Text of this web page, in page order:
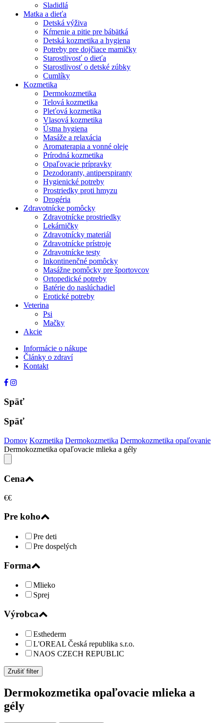
Sladidlá
Matka a dieťa
Detská výživa
Kŕmenie a pitie pre bábätká
Detská kozmetika a hygiena
Potreby pre dojčiace mamičky
Starostlivosť o dieťa
Starostlivosť o detské zúbky
Cumlíky
Kozmetika
Dermokozmetika
Telová kozmetika
Pleťová kozmetika
Vlasová kozmetika
Ústna hygiena
Masáže a relaxácia
Aromaterapia a vonné oleje
Prírodná kozmetika
Opaľovacie prípravky
Dezodoranty, antiperspiranty
Hygienické potreby
Prostriedky proti hmyzu
Drogéria
Zdravotnícke pomôcky
Zdravotnícke prostriedky
Lekárničky
Zdravotnícky materiál
Zdravotnícke prístroje
Zdravotnícke testy
Inkontinenčné pomôcky
Masážne pomôcky pre športovcov
Ortopedické potreby
Batérie do naslúchadiel
Erotické potreby
Veterina
Psi
Mačky
Akcie
Informácie o nákupe
Články o zdraví
Kontakt
Späť
Späť
Domov Kozmetika Dermokozmetika Dermokozmetika opaľovanie
Dermokozmetika opaľovacie mlieka a gély
Cena
€€
Pre koho
Pre deti
Pre dospelých
Forma
Mlieko
Sprej
Výrobca
Esthederm
L'OREAL Česká republika s.r.o.
NAOS CZECH REPUBLIC
Zrušiť filter
Dermokozmetika opaľovacie mlieka a
gély